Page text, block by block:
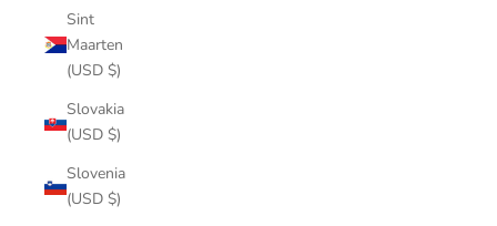
Sint
Maarten
(USD $)
Slovakia
(USD $)
Slovenia
(USD $)